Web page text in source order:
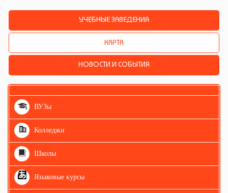
УЧЕБНЫЕ ЗАВЕДЕНИЯ
КАРТА
НОВОСТИ И СОБЫТИЯ
ВУЗы
Колледжи
Школы
Языковые курсы